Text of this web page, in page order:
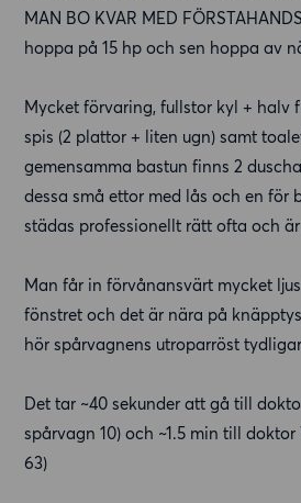
MAN BO KVAR MED
hoppa på 15 hp och sen hoppa av
Mycket förvaring, fullstor kyl + halv
spis (2 plattor + liten ugn) samt
gemensamma bastun finns 2
dessa små ettor med lås och en för
städas professionellt rätt ofta och
Man får in förvånansvärt mycket
fönstret och det är nära på
hör spårvagnens utroparröst
Det tar ~40 sekunder att gå till
spårvagn 10) och ~1.5 min till
63)